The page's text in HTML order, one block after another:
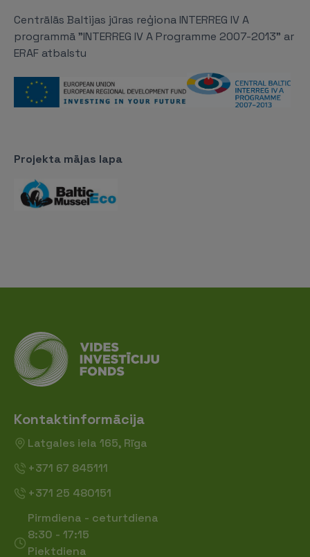
Centrālās Baltijas jūras reģiona INTERREG IV A
programmā "INTERREG IV A Programme 2007-2013" ar
ERAF atbalstu
Projekta mājas lapa
Kontaktinformācija
Latgales iela 165, Rīga
+371 67 845111
+371 25 480151
Pirmdiena - ceturtdiena
8:30 - 17:15
Piektdiena